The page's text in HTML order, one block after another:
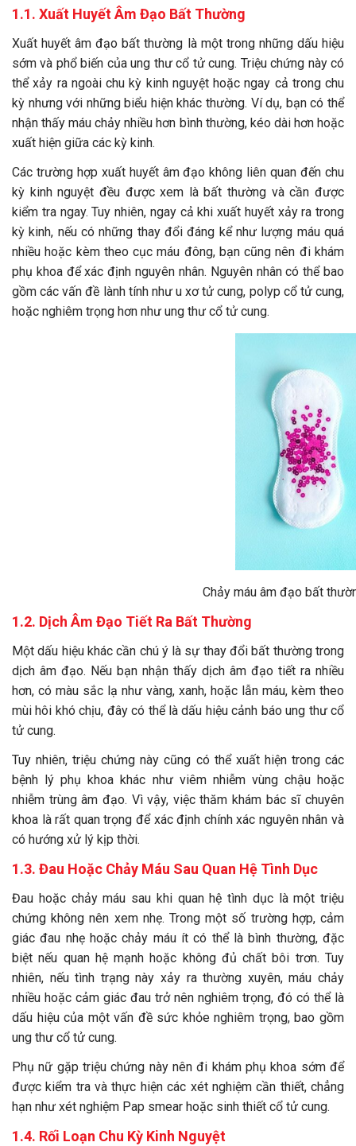
1.1. Xuất Huyết Âm Đạo Bất Thường
Xuất huyết âm đạo bất thường là một trong những dấu hiệu
sớm và phổ biến của ung thư cổ tử cung. Triệu chứng này có
thể xảy ra ngoài chu kỳ kinh nguyệt hoặc ngay cả trong chu
kỳ nhưng với những biểu hiện khác thường. Ví dụ, bạn có thể
nhận thấy máu chảy nhiều hơn bình thường, kéo dài hơn hoặc
xuất hiện giữa các kỳ kinh.
Các trường hợp xuất huyết âm đạo không liên quan đến chu
kỳ kinh nguyệt đều được xem là bất thường và cần được
kiểm tra ngay. Tuy nhiên, ngay cả khi xuất huyết xảy ra trong
kỳ kinh, nếu có những thay đổi đáng kể như lượng máu quá
nhiều hoặc kèm theo cục máu đông, bạn cũng nên đi khám
phụ khoa để xác định nguyên nhân. Nguyên nhân có thể bao
gồm các vấn đề lành tính như u xơ tử cung, polyp cổ tử cung,
hoặc nghiêm trọng hơn như ung thư cổ tử cung.
Chảy máu âm đạo bất thường là dấu
1.2. Dịch Âm Đạo Tiết Ra Bất Thường
Một dấu hiệu khác cần chú ý là sự thay đổi bất thường trong
dịch âm đạo. Nếu bạn nhận thấy dịch âm đạo tiết ra nhiều
hơn, có màu sắc lạ như vàng, xanh, hoặc lẫn máu, kèm theo
mùi hôi khó chịu, đây có thể là dấu hiệu cảnh báo ung thư cổ
tử cung.
Tuy nhiên, triệu chứng này cũng có thể xuất hiện trong các
bệnh lý phụ khoa khác như viêm nhiễm vùng chậu hoặc
nhiễm trùng âm đạo. Vì vậy, việc thăm khám bác sĩ chuyên
khoa là rất quan trọng để xác định chính xác nguyên nhân và
có hướng xử lý kịp thời.
1.3. Đau Hoặc Chảy Máu Sau Quan Hệ Tình Dục
Đau hoặc chảy máu sau khi quan hệ tình dục là một triệu
chứng không nên xem nhẹ. Trong một số trường hợp, cảm
giác đau nhẹ hoặc chảy máu ít có thể là bình thường, đặc
biệt nếu quan hệ mạnh hoặc không đủ chất bôi trơn. Tuy
nhiên, nếu tình trạng này xảy ra thường xuyên, máu chảy
nhiều hoặc cảm giác đau trở nên nghiêm trọng, đó có thể là
dấu hiệu của một vấn đề sức khỏe nghiêm trọng, bao gồm
ung thư cổ tử cung.
Phụ nữ gặp triệu chứng này nên đi khám phụ khoa sớm để
được kiểm tra và thực hiện các xét nghiệm cần thiết, chẳng
hạn như xét nghiệm Pap smear hoặc sinh thiết cổ tử cung.
1.4. Rối Loạn Chu Kỳ Kinh Nguyệt